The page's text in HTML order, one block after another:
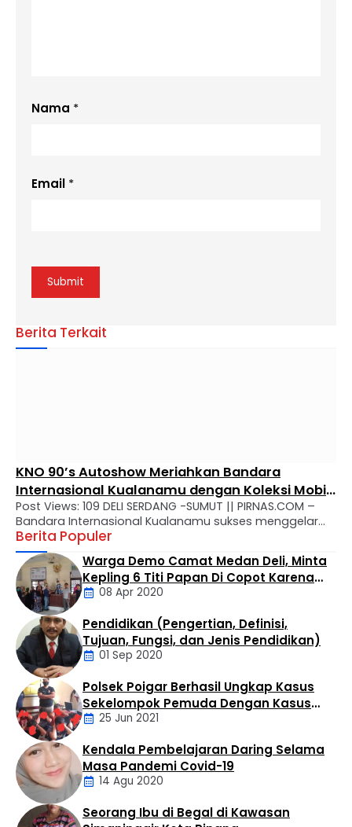
Nama *
Email *
Berita Terkait
KNO 90’s Autoshow Meriahkan Bandara
Internasional Kualanamu dengan Koleksi Mobil
Klasik Era 1990-an
Post Views: 109 DELI SERDANG -SUMUT || PIRNAS.COM –
Bandara Internasional Kualanamu sukses menggelar
KNO 90’s Autoshow, sebuah ajang pameran mobil klasik
era 1990-an yang berlangsung selama tiga hari, mulai
16 hingga 18 Oktober 2025. Kegiatan ini menampilkan
lebih dari 200 unit mobil klasik yang dipamerkan dengan
tata letak menarik dan berhasil menyedot perhatian
para pengunjung …
Berita Populer
Daerah
Warga Demo Camat Medan Deli, Minta
Kepling 6 Titi Papan Di Copot Karena
Tak Perduli Sama Warganya
08 Apr 2020
Artikel
Pendidikan (Pengertian, Definisi,
Tujuan, Fungsi, dan Jenis Pendidikan)
01 Sep 2020
Daerah
Polsek Poigar Berhasil Ungkap Kasus
Sekelompok Pemuda Dengan Kasus
Pencabulan
25 Jun 2021
Artikel
Kendala Pembelajaran Daring Selama
Masa Pandemi Covid-19
14 Agu 2020
Seorang Ibu di Begal di Kawasan